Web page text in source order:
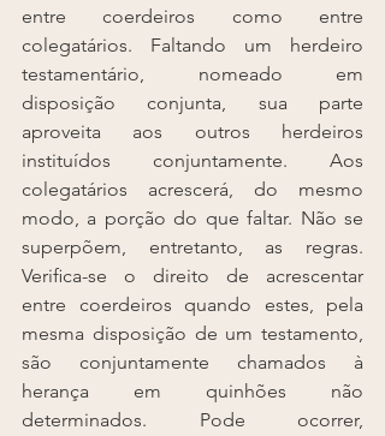
entre coerdeiros como entre
colegatários. Faltando um herdeiro
testamentário, nomeado em
disposição conjunta, sua parte
aproveita aos outros herdeiros
instituídos conjuntamente. Aos
colegatários acrescerá, do mesmo
modo, a porção do que faltar. Não se
superpõem, entretanto, as regras.
Veriﬁca-se o direito de acrescentar
entre coerdeiros quando estes, pela
mesma disposição de um testamento,
são conjuntamente chamados à
herança em quinhões não
determinados. Pode ocorrer,